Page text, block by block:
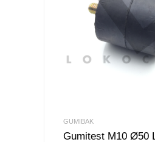
GUMIBAK
Gumitest M10 Ø50